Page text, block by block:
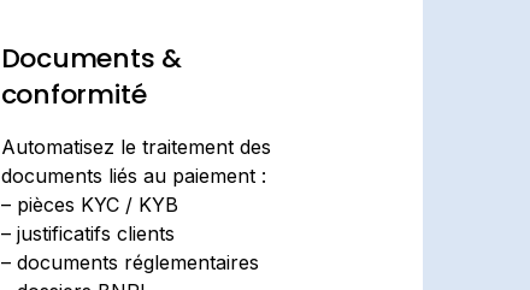
Documents &
conformité
Automatisez le traitement des
documents liés au paiement :
– pièces KYC / KYB
– justificatifs clients
– documents réglementaires